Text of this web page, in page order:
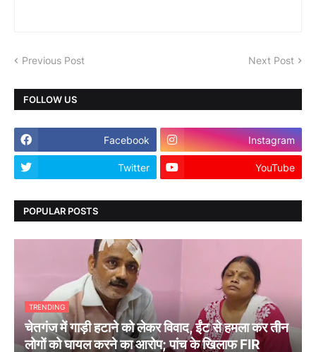
Previous Post Next Post
FOLLOW US
Facebook Instagram
Twitter YouTube
POPULAR POSTS
TRENDING
चेतगंज में गाड़ी हटाने को लेकर विवाद, ईंट से हमला कर तीन
लोगों को घायल करने का आरोप; पांच के खिलाफ FIR